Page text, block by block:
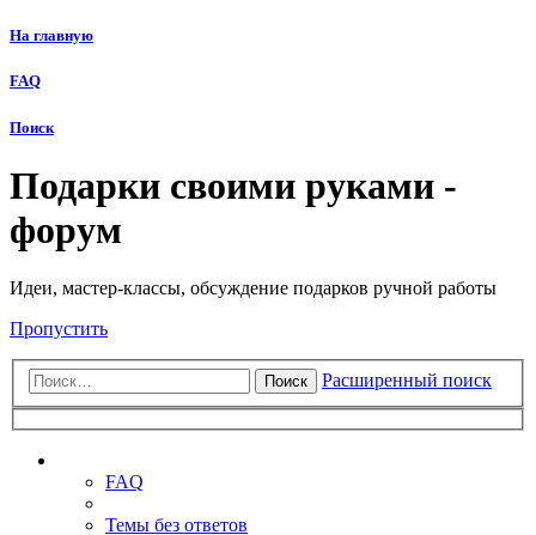
На главную
FAQ
Поиск
Подарки своими руками -
форум
Идеи, мастер-классы, обсуждение подарков ручной работы
Пропустить
Поиск Расширенный поиск
FAQ
Темы без ответов